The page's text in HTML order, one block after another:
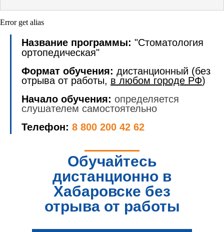
Error get alias
Название программы: "Стоматология
ортопедическая"
Формат обучения: дистанционный (без
отрыва от работы, в любом городе РФ)
Начало обучения: определяется
слушателем самостоятельно
Телефон: 8 800 200 42 62
Обучайтесь
дистанционно в
Хабаровске без
отрыва от работы